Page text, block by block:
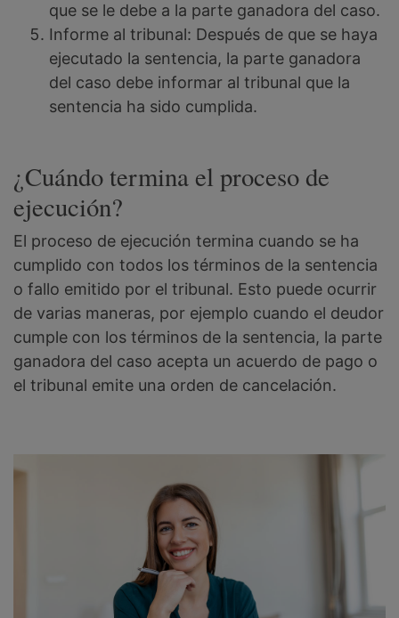
que se le debe a la parte ganadora del caso.
Informe al tribunal: Después de que se haya
ejecutado la sentencia, la parte ganadora
del caso debe informar al tribunal que la
sentencia ha sido cumplida.
¿Cuándo termina el proceso de
ejecución?
El proceso de ejecución termina cuando se ha
cumplido con todos los términos de la sentencia
o fallo emitido por el tribunal. Esto puede ocurrir
de varias maneras, por ejemplo cuando el deudor
cumple con los términos de la sentencia, la parte
ganadora del caso acepta un acuerdo de pago o
el tribunal emite una orden de cancelación.